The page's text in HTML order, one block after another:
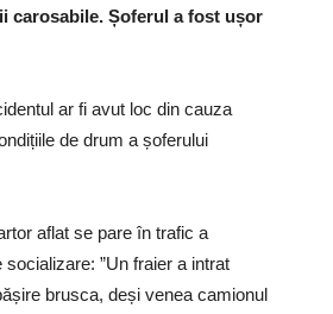
carosabile. Șoferul a fost ușor
ar fi avut loc din cauza
de drum a șoferului
aflat se pare în trafic a
”Un fraier a intrat
brusca, deși venea camionul